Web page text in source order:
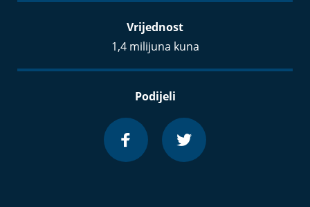
Vrijednost
1,4 milijuna kuna
Podijeli